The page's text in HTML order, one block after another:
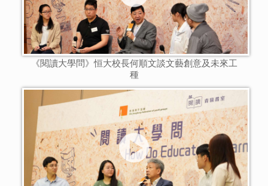
《閱讀大學問》恒大校長何順文談文藝創意及未來工
種